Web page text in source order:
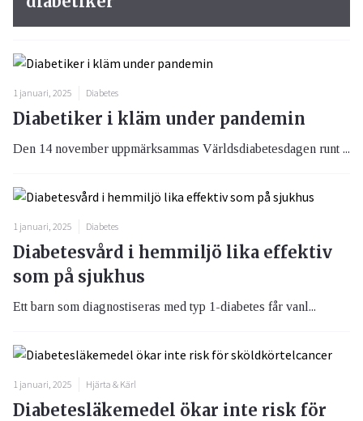
1 januari, 2025 Diabetes
Diabetiker i kläm under pandemin
Den 14 november uppmärksammas Världsdiabetesdagen runt ...
1 januari, 2025 Diabetes
Diabetesvård i hemmiljö lika effektiv
som på sjukhus
Ett barn som diagnostiseras med typ 1-diabetes får vanl...
1 januari, 2025 Hjärta & Kärl
Diabetesläkemedel ökar inte risk för